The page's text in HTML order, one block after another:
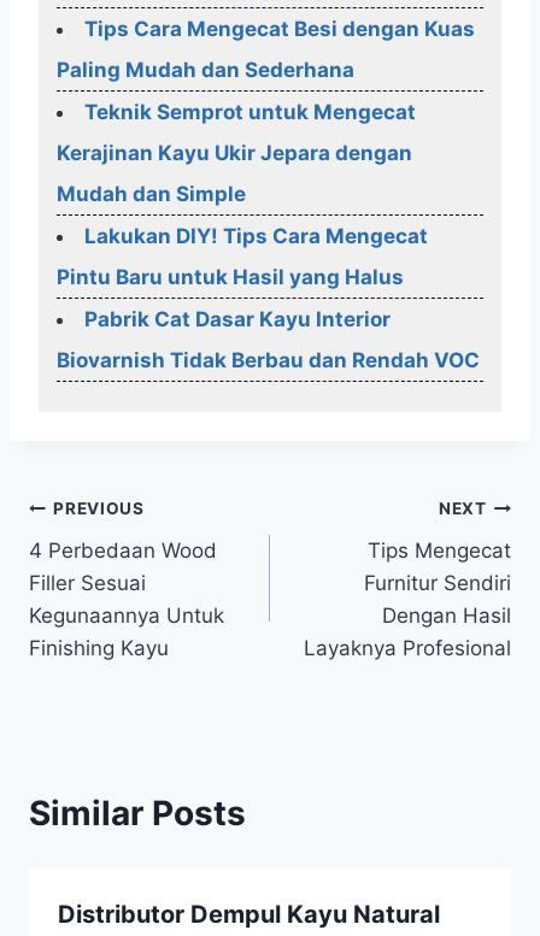
Tips Cara Mengecat Besi dengan Kuas
Paling Mudah dan Sederhana
Teknik Semprot untuk Mengecat
Kerajinan Kayu Ukir Jepara dengan
Mudah dan Simple
Lakukan DIY! Tips Cara Mengecat
Pintu Baru untuk Hasil yang Halus
Pabrik Cat Dasar Kayu Interior
Biovarnish Tidak Berbau dan Rendah VOC
Post
navigation
PREVIOUS
4 Perbedaan Wood
Filler Sesuai
Kegunaannya Untuk
Finishing Kayu
NEXT
Tips Mengecat
Furnitur Sendiri
Dengan Hasil
Layaknya Profesional
Similar Posts
Distributor Dempul Kayu Natural